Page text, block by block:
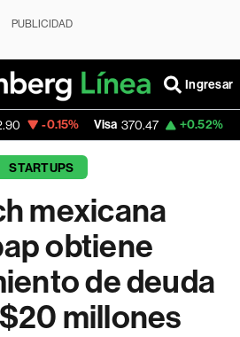
PUBLICIDAD
Ingresar
Visa 370.47 +0.52% MercadoLibre
STARTUPS
mexicana
obtiene
de deuda
millones